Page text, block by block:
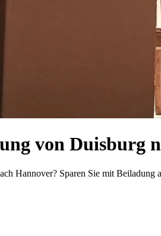
von Duisburg
Hannover? Sparen Sie mit